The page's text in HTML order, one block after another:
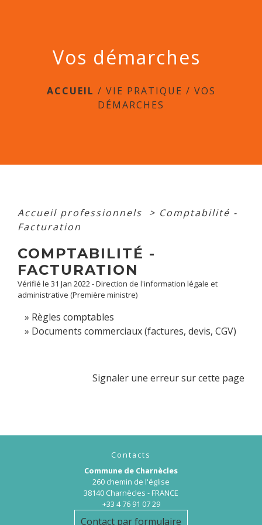
Vos démarches
ACCUEIL / VIE PRATIQUE / VOS
DÉMARCHES
Accueil professionnels > Comptabilité -
Facturation
COMPTABILITÉ -
FACTURATION
Vérifié le 31 Jan 2022 - Direction de l'information légale et
administrative (Première ministre)
Règles comptables
Documents commerciaux (factures, devis, CGV)
Signaler une erreur sur cette page
Contacts
Commune de Charnècles
260 chemin de l'église
38140 Charnècles - FRANCE
+33 4 76 91 07 29
Contact par formulaire